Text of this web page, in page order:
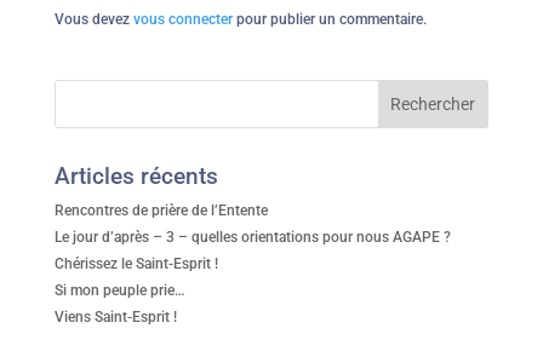
Vous devez vous connecterpour publier un commentaire.
Articles récents
Rencontres de prière de l’Entente
Le jour d’après – 3 – quelles orientations pour nous AGAPE ?
Chérissez le Saint-Esprit !
Si mon peuple prie…
Viens Saint-Esprit !